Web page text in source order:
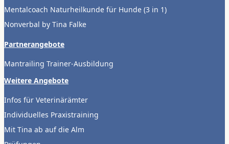
Mentalcoach Naturheilkunde für Hunde (3 in 1)
Nonverbal by Tina Falke
Partnerangebote
Mantrailing Trainer-Ausbildung
Weitere Angebote
Infos für Veterinärämter
Individuelles Praxistraining
Mit Tina ab auf die Alm